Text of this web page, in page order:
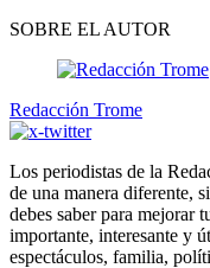
SOBRE EL AUTOR
Redacción Trome
Los periodistas de la
de una manera diferente,
debes saber para mejorar
importante, interesante y
espectáculos, familia,